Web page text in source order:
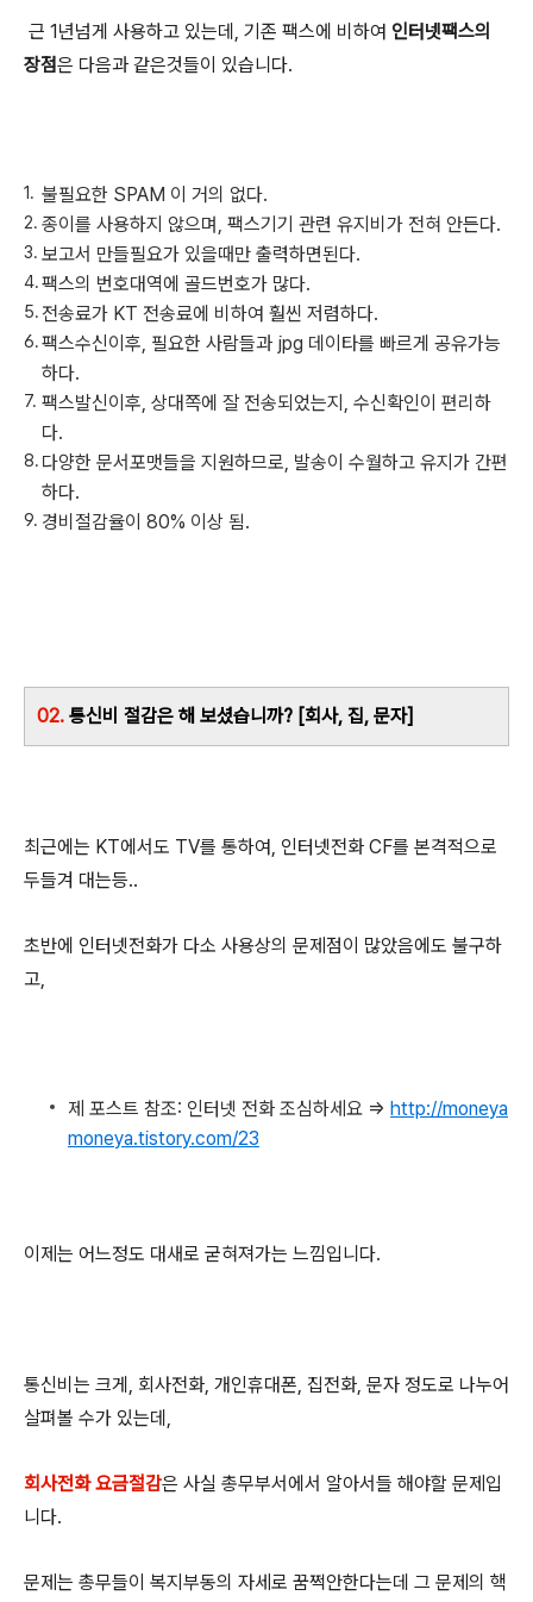
근 1년넘게 사용하고 있는데, 기존 팩스에 비하여 인터넷팩스의
장점은 다음과 같은것들이 있습니다.
불필요한 SPAM 이 거의 없다.
종이를 사용하지 않으며, 팩스기기 관련 유지비가 전혀 안든다.
보고서 만들필요가 있을때만 출력하면된다.
팩스의 번호대역에 골드번호가 많다.
전송료가 KT 전송료에 비하여 훨씬 저렴하다.
팩스수신이후, 필요한 사람들과 jpg 데이타를 빠르게 공유가능
하다.
팩스발신이후, 상대쪽에 잘 전송되었는지, 수신확인이 편리하
다.
다양한 문서포맷들을 지원하므로, 발송이 수월하고 유지가 간편
하다.
경비절감율이 80% 이상 됨.
02. 통신비 절감은 해 보셨습니까? [회사, 집, 문자]
최근에는 KT에서도 TV를 통하여, 인터넷전화 CF를 본격적으로
두들겨 대는등..
초반에 인터넷전화가 다소 사용상의 문제점이 많았음에도 불구하
고,
제 포스트 참조: 인터넷 전화 조심하세요 => http://moneya
moneya.tistory.com/23
이제는 어느정도 대새로 굳혀져가는 느낌입니다.
통신비는 크게, 회사전화, 개인휴대폰, 집전화, 문자 정도로 나누어
살펴볼 수가 있는데,
회사전화 요금절감은 사실 총무부서에서 알아서들 해야할 문제입
니다.
문제는 총무들이 복지부동의 자세로 꿈쩍안한다는데 그 문제의 핵